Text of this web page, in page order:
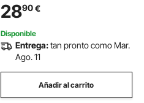
x 708 x 1120 mm, Negro
2890€
Disponible
Entrega:tan pronto como Mar.
Ago. 11
Añadir al carrito